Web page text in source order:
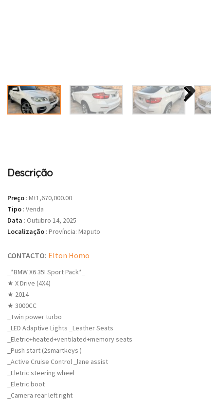
Descrição
Preço : Mt1,670,000.00
Tipo : Venda
Data : Outubro 14, 2025
Localização : Província: Maputo
CONTACTO: Elton Homo
_*BMW X6 35I Sport Pack*_
★ X Drive (4X4)
★ 2014
★ 3000CC
_Twin power turbo
_LED Adaptive Lights _Leather Seats
_Eletric+heated+ventilated+memory seats
_Push start (2smartkeys )
_Active Cruise Control _lane assist
_Eletric steering wheel
_Eletric boot
_Camera rear left right